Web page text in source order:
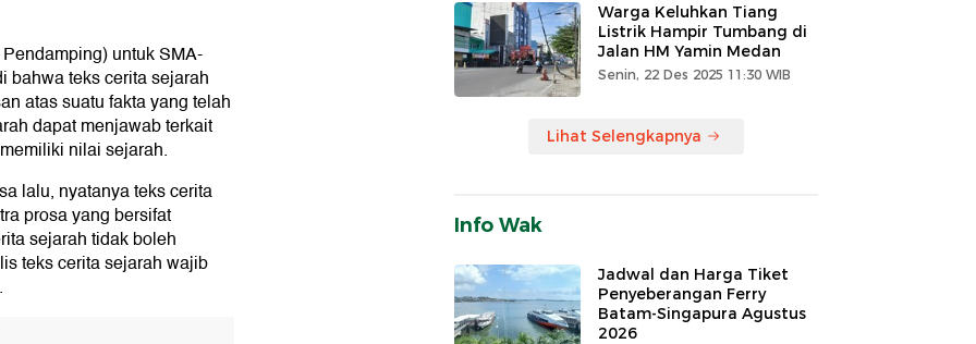
untuk SMA-
bahwa teks cerita sejarah
atas suatu fakta yang telah
dapat menjawab terkait
nilai sejarah.
lalu, nyatanya teks cerita
prosa yang bersifat
sejarah tidak boleh
teks cerita sejarah wajib
Warga Keluhkan Tiang
Listrik Hampir Tumbang di
Jalan HM Yamin Medan
Senin, 22 Des 2025 11:30 WIB
Lihat Selengkapnya
Info Wak
Jadwal dan Harga Tiket
Penyeberangan Ferry
Batam-Singapura Agustus
2026